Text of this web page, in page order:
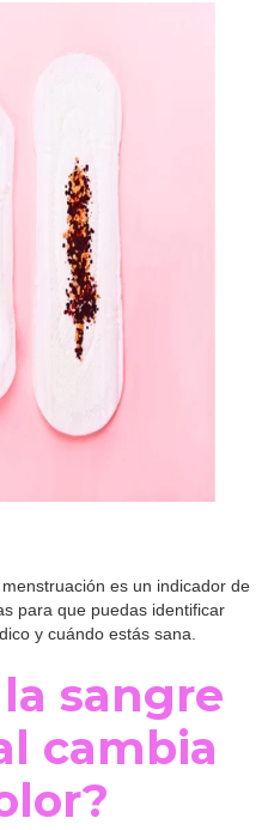
es un indicador de
para que puedas identificar
y cuándo estás sana.
sangre
cambia